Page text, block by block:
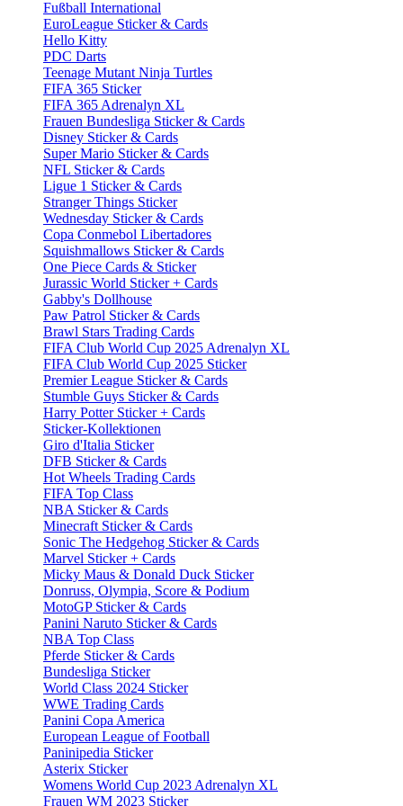
Fußball International
EuroLeague Sticker & Cards
Hello Kitty
PDC Darts
Teenage Mutant Ninja Turtles
FIFA 365 Sticker
FIFA 365 Adrenalyn XL
Frauen Bundesliga Sticker & Cards
Disney Sticker & Cards
Super Mario Sticker & Cards
NFL Sticker & Cards
Ligue 1 Sticker & Cards
Stranger Things Sticker
Wednesday Sticker & Cards
Copa Conmebol Libertadores
Squishmallows Sticker & Cards
One Piece Cards & Sticker
Jurassic World Sticker + Cards
Gabby's Dollhouse
Paw Patrol Sticker & Cards
Brawl Stars Trading Cards
FIFA Club World Cup 2025 Adrenalyn XL
FIFA Club World Cup 2025 Sticker
Premier League Sticker & Cards
Stumble Guys Sticker & Cards
Harry Potter Sticker + Cards
Sticker-Kollektionen
Giro d'Italia Sticker
DFB Sticker & Cards
Hot Wheels Trading Cards
FIFA Top Class
NBA Sticker & Cards
Minecraft Sticker & Cards
Sonic The Hedgehog Sticker & Cards
Marvel Sticker + Cards
Micky Maus & Donald Duck Sticker
Donruss, Olympia, Score & Podium
MotoGP Sticker & Cards
Panini Naruto Sticker & Cards
NBA Top Class
Pferde Sticker & Cards
Bundesliga Sticker
World Class 2024 Sticker
WWE Trading Cards
Panini Copa America
European League of Football
Paninipedia Sticker
Asterix Sticker
Womens World Cup 2023 Adrenalyn XL
Frauen WM 2023 Sticker